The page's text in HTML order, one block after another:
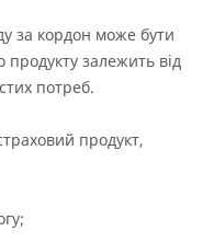
за кордон може бути
продукту залежить від
потреб.
продукт,